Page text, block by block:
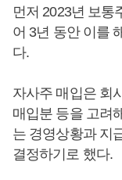
먼저 2023년 보통
어 3년 동안 이를
다.
자사주 매입은 회
매입분 등을 고려
는 경영상황과 지
결정하기로 했다.